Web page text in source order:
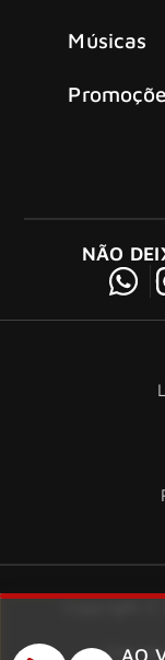
Músicas
NÃO
SiteAO